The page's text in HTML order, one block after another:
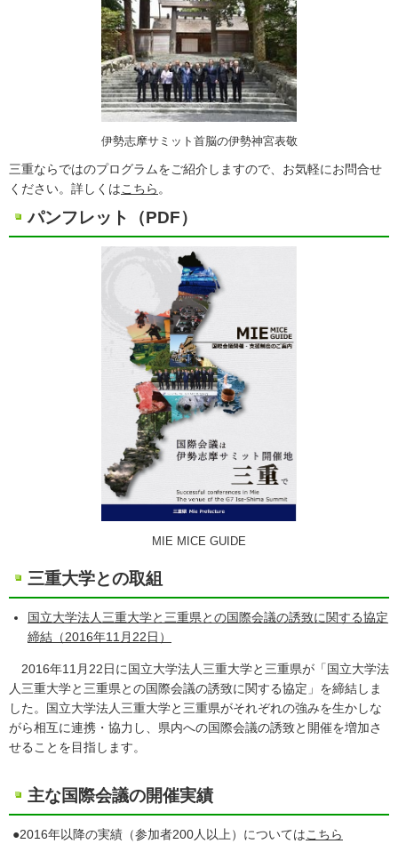
伊勢志摩サミット首脳の伊勢神宮表敬
三重ならではのプログラムをご紹介しますので、お気軽にお問合せ
ください。詳しくはこちら。
パンフレット（PDF）
MIE MICE GUIDE
三重大学との取組
国立大学法人三重大学と三重県との国際会議の誘致に関する協定
締結（2016年11月22日）
2016年11月22日に国立大学法人三重大学と三重県が「国立大学法
人三重大学と三重県との国際会議の誘致に関する協定」を締結しま
した。国立大学法人三重大学と三重県がそれぞれの強みを生かしな
がら相互に連携・協力し、県内への国際会議の誘致と開催を増加さ
せることを目指します。
主な国際会議の開催実績
●2016年以降の実績（参加者200人以上）についてはこちら